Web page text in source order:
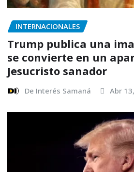
INTERNACIONALES
Trump publica una
se convierte en un
Jesucristo sanador
De Interés Samaná Abr